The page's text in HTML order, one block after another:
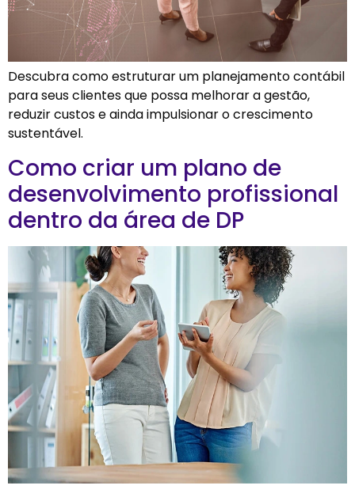
Descubra como estruturar um planejamento contábil
para seus clientes que possa melhorar a gestão,
reduzir custos e ainda impulsionar o crescimento
sustentável.
Como criar um plano de
desenvolvimento profissional
dentro da área de DP